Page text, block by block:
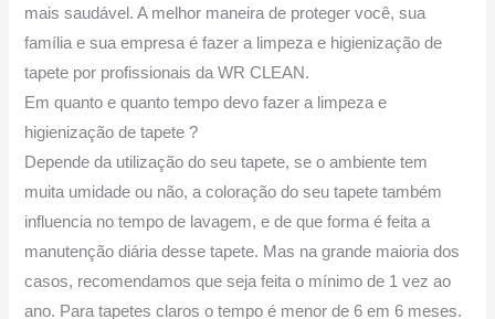
mais saudável. A melhor maneira de proteger você, sua
família e sua empresa é fazer a limpeza e higienização de
tapete por profissionais da WR CLEAN.
Em quanto e quanto tempo devo fazer a limpeza e
higienização de tapete ?
Depende da utilização do seu tapete, se o ambiente tem
muita umidade ou não, a coloração do seu tapete também
influencia no tempo de lavagem, e de que forma é feita a
manutenção diária desse tapete. Mas na grande maioria dos
casos, recomendamos que seja feita o mínimo de 1 vez ao
ano. Para tapetes claros o tempo é menor de 6 em 6 meses.